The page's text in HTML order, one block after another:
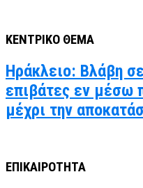
ΚΕΝΤΡΙΚΟ ΘΕΜΑ
Ηράκλειο: Βλάβη
επιβάτες εν μέσω
μέχρι την
ΕΠΙΚΑΙΡΟΤΗΤΑ